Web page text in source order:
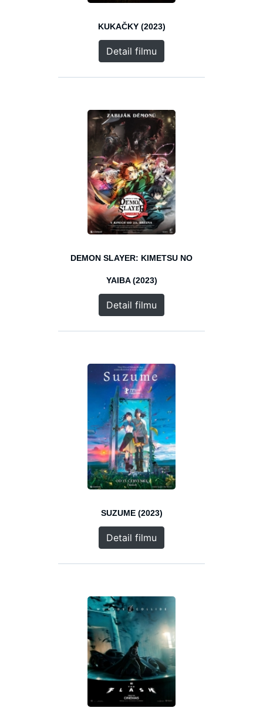
KUKAČKY (2023)
Detail filmu
DEMON SLAYER: KIMETSU NO
YAIBA (2023)
Detail filmu
SUZUME (2023)
Detail filmu